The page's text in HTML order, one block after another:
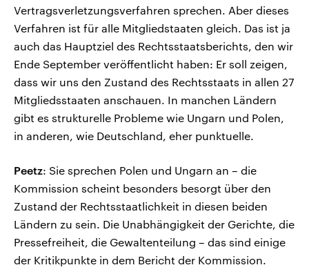
Vertragsverletzungsverfahren sprechen. Aber dieses
Verfahren ist für alle Mitgliedstaaten gleich. Das ist ja
auch das Hauptziel des Rechtsstaatsberichts, den wir
Ende September veröffentlicht haben: Er soll zeigen,
dass wir uns den Zustand des Rechtsstaats in allen 27
Mitgliedsstaaten anschauen. In manchen Ländern
gibt es strukturelle Probleme wie Ungarn und Polen,
in anderen, wie Deutschland, eher punktuelle.
Peetz: Sie sprechen Polen und Ungarn an – die
Kommission scheint besonders besorgt über den
Zustand der Rechtsstaatlichkeit in diesen beiden
Ländern zu sein. Die Unabhängigkeit der Gerichte, die
Pressefreiheit, die Gewaltenteilung – das sind einige
der Kritikpunkte in dem Bericht der Kommission.